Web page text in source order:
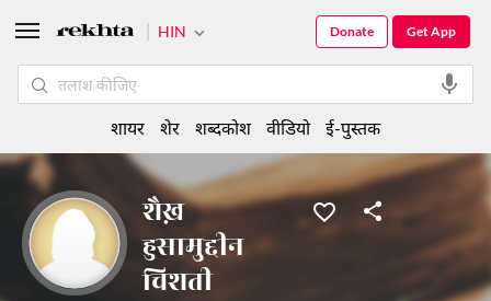
शैख़
हुसामुद्दीन
चिशती
HIN Get App
Donate
शायर शेर शब्दकोश वीडियो ई-पुस्तक